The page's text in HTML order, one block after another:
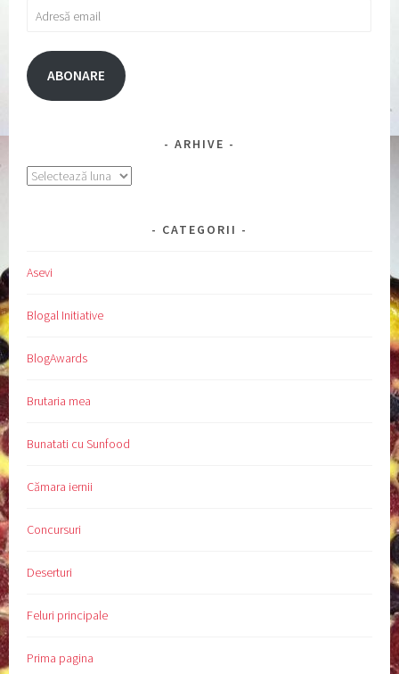
Adresă
ABONARE
ARHIVE
Arhive
CATEGORII
Asevi
Blogal Initiative
BlogAwards
Brutaria mea
Bunatati cu Sunfood
Cămara iernii
Concursuri
Deserturi
Feluri principale
Prima pagina